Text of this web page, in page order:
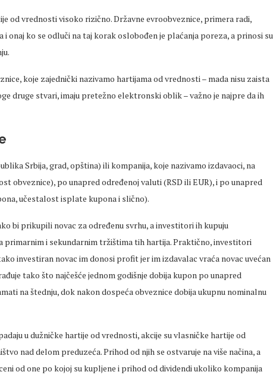
od vrednosti visoko rizično. Državne evroobveznice, primera radi,
i onaj ko se odluči na taj korak oslobođen je plaćanja poreza, a prinosi su
koje zajednički nazivamo hartijama od vrednosti – mada nisu zaista
druge stvari, imaju pretežno elektronski oblik – važno je najpre da ih
Srbija, grad, opština) ili kompanija, koje nazivamo izdavaoci, na
obveznice), po unapred određenoj valuti (RSD ili EUR), i po unapred
učestalost isplate kupona i slično).
bi prikupili novac za određenu svrhu, a investitori ih kupuju
primarnim i sekundarnim tržištima tih hartija. Praktično, investitori
investiran novac im donosi profit jer im izdavalac vraća novac uvećan
tako što najčešće jednom godišnje dobija kupon po unapred
na štednju, dok nakon dospeća obveznice dobija ukupnu nominalnu
u dužničke hartije od vrednosti, akcije su vlasničke hartije od
nad delom preduzeća. Prihod od njih se ostvaruje na više načina, a
od one po kojoj su kupljene i prihod od dividendi ukoliko kompanija